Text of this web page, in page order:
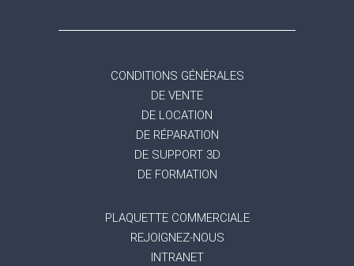
CONDITIONS GÉNÉRALES
DE VENTE
DE LOCATION
DE RÉPARATION
DE SUPPORT 3D
DE FORMATION
PLAQUETTE COMMERCIALE
REJOIGNEZ-NOUS
INTRANET